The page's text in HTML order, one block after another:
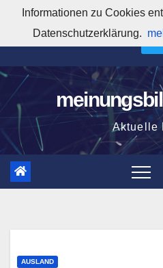
springen
6:00:19
Aktuelle
AUSLAND
Informationen zu Cookies
Datenschutzerklärung.